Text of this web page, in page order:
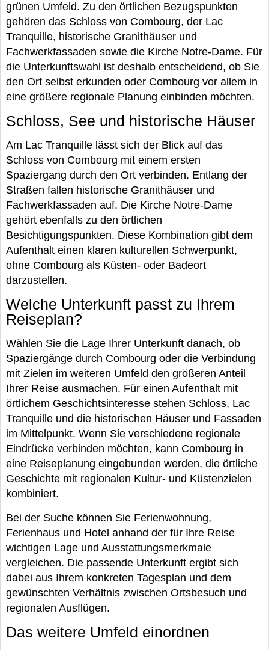
grünen Umfeld. Zu den örtlichen Bezugspunkten
gehören das Schloss von Combourg, der Lac
Tranquille, historische Granithäuser und
Fachwerkfassaden sowie die Kirche Notre-Dame. Für
die Unterkunftswahl ist deshalb entscheidend, ob Sie
den Ort selbst erkunden oder Combourg vor allem in
eine größere regionale Planung einbinden möchten.
Schloss, See und historische Häuser
Am Lac Tranquille lässt sich der Blick auf das
Schloss von Combourg mit einem ersten
Spaziergang durch den Ort verbinden. Entlang der
Straßen fallen historische Granithäuser und
Fachwerkfassaden auf. Die Kirche Notre-Dame
gehört ebenfalls zu den örtlichen
Besichtigungspunkten. Diese Kombination gibt dem
Aufenthalt einen klaren kulturellen Schwerpunkt,
ohne Combourg als Küsten- oder Badeort
darzustellen.
Welche Unterkunft passt zu Ihrem
Reiseplan?
Wählen Sie die Lage Ihrer Unterkunft danach, ob
Spaziergänge durch Combourg oder die Verbindung
mit Zielen im weiteren Umfeld den größeren Anteil
Ihrer Reise ausmachen. Für einen Aufenthalt mit
örtlichem Geschichtsinteresse stehen Schloss, Lac
Tranquille und die historischen Häuser und Fassaden
im Mittelpunkt. Wenn Sie verschiedene regionale
Eindrücke verbinden möchten, kann Combourg in
eine Reiseplanung eingebunden werden, die örtliche
Geschichte mit regionalen Kultur- und Küstenzielen
kombiniert.
Bei der Suche können Sie Ferienwohnung,
Ferienhaus und Hotel anhand der für Ihre Reise
wichtigen Lage und Ausstattungsmerkmale
vergleichen. Die passende Unterkunft ergibt sich
dabei aus Ihrem konkreten Tagesplan und dem
gewünschten Verhältnis zwischen Ortsbesuch und
regionalen Ausflügen.
Das weitere Umfeld einordnen